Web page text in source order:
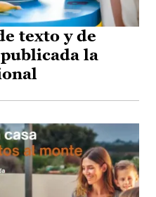
texto y de
la